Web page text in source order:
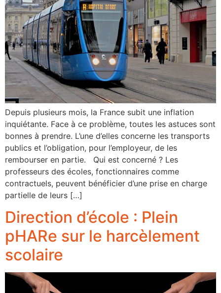
Depuis plusieurs mois, la France subit une inflation
inquiétante. Face à ce problème, toutes les astuces sont
bonnes à prendre. L’une d’elles concerne les transports
publics et l’obligation, pour l’employeur, de les
rembourser en partie. Qui est concerné ? Les
professeurs des écoles, fonctionnaires comme
contractuels, peuvent bénéficier d’une prise en charge
partielle de leurs […]
Direction d’école : Plein
pHARe sur le harcèlement
scolaire